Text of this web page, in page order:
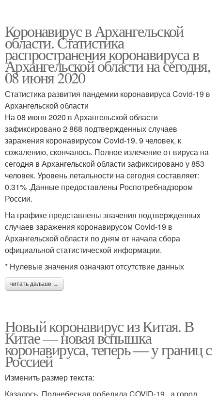
Коронавирус в Архангельской
области. Статистика
распространения коронавируса в
Архангельской области на сегодня,
08 июня 2020
Статистика развития пандемии коронавируса Covid-19 в
Архангельской области
На 08 июня 2020 в Архангельской области
зафиксировано 2 868 подтвержденных случаев
заражения коронавирусом Covid-19. 9 человек, к
сожалению, скончалось. Полное излечение от вируса на
сегодня в Архангельской области зафиксировано у 853
человек. Уровень летальности на сегодня составляет:
0.31% .Данные предоставлены Роспотребнадзором
России.
На графике представлены значения подтвержденных
случаев заражения коронавирусом Covid-19 в
Архангельской области по дням от начала сбора
официальной статистической информации.
* Нулевые значения означают отсутствие данных
читать дальше →
Новый коронавирус из Китая. В
Китае — новая вспышка
коронавируса, теперь — у границ с
Россией
Изменить размер текста: